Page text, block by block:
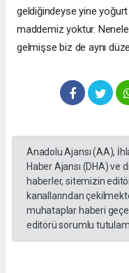
geldiğindeyse yine yoğurt
maddemiz yoktur.
gelmişse biz de aynı
Anadolu Ajansı (AA),
Haber Ajansı (DHA) ve
haberler, sitemizin
kanallarından
muhataplar haberi
editörü sorumlu